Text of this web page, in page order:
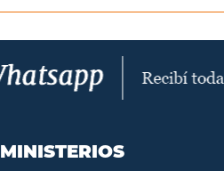
MINISTERIOS